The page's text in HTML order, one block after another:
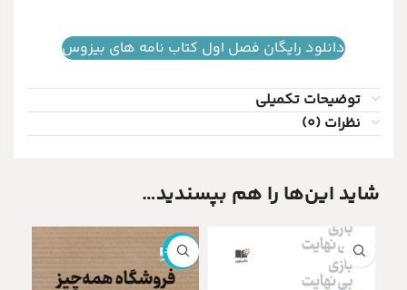
دانلود رایگان فصل اول کتاب نامه های بیزوس
توضیحات تکمیلی
نظرات (0)
شاید این‌ها را هم بپسندید
ناموجود